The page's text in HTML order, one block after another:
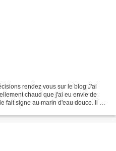
rendez vous sur le blog J'ai
chaud que j'ai eu envie de
fait signe au marin d'eau douce. Il y a